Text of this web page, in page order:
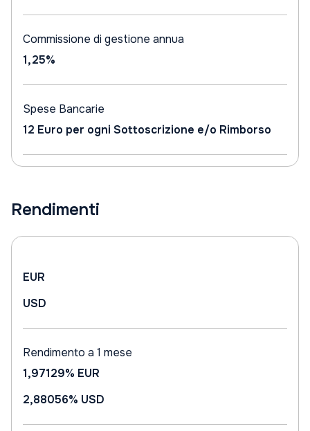
Commissione di gestione annua
1,25%
Spese Bancarie
12 Euro per ogni Sottoscrizione e/o Rimborso
Rendimenti
EUR
USD
Rendimento a 1 mese
1,97129% EUR
2,88056% USD